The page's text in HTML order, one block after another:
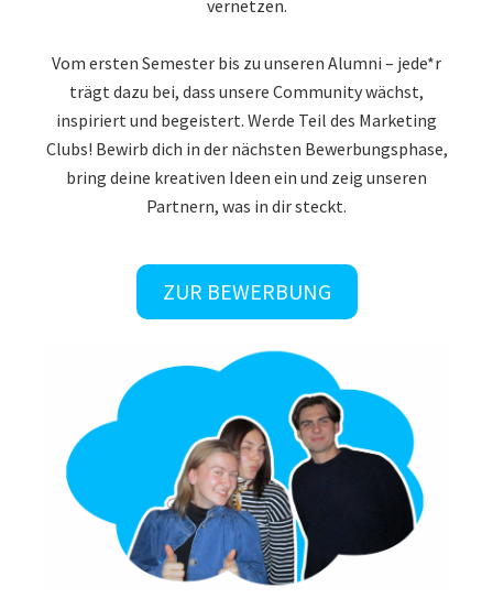
vernetzen.
Vom ersten Semester bis zu unseren Alumni – jede*r
trägt dazu bei, dass unsere Community wächst,
inspiriert und begeistert. Werde Teil des Marketing
Clubs! Bewirb dich in der nächsten Bewerbungsphase,
bring deine kreativen Ideen ein und zeig unseren
Partnern, was in dir steckt.
ZUR BEWERBUNG